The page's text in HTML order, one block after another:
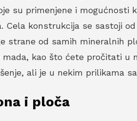
su primenjene i
Cela konstrukcija se sastoji
strane od samih mineralnih
mada, kao što ćete pročitati
ali je u nekim prilikama
i ploča